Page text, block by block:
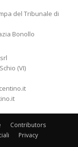
del Tribunale di
Bonollo
(VI)
Contributors
Privacy